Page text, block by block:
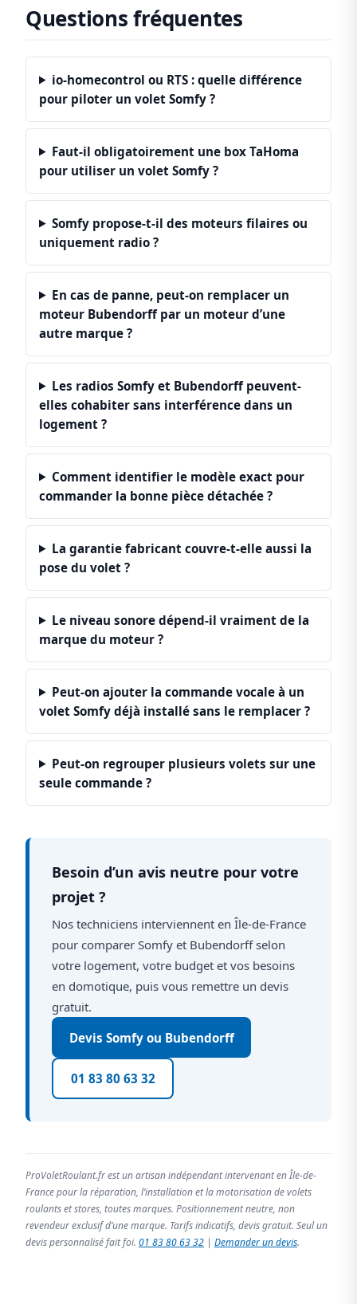
Questions fréquentes
io-homecontrol ou RTS : quelle différence
pour piloter un volet Somfy ?
Faut-il obligatoirement une box TaHoma
pour utiliser un volet Somfy ?
Somfy propose-t-il des moteurs filaires ou
uniquement radio ?
En cas de panne, peut-on remplacer un
moteur Bubendorff par un moteur d’une
autre marque ?
Les radios Somfy et Bubendorff peuvent-
elles cohabiter sans interférence dans un
logement ?
Comment identifier le modèle exact pour
commander la bonne pièce détachée ?
La garantie fabricant couvre-t-elle aussi la
pose du volet ?
Le niveau sonore dépend-il vraiment de la
marque du moteur ?
Peut-on ajouter la commande vocale à un
volet Somfy déjà installé sans le remplacer ?
Peut-on regrouper plusieurs volets sur une
seule commande ?
Besoin d’un avis neutre pour votre
projet ?
Nos techniciens interviennent en Île-de-France
pour comparer Somfy et Bubendorff selon
votre logement, votre budget et vos besoins
en domotique, puis vous remettre un devis
gratuit.
Devis Somfy ou Bubendorff
01 83 80 63 32
ProVoletRoulant.fr est un artisan indépendant intervenant en Île-de-
France pour la réparation, l’installation et la motorisation de volets
roulants et stores, toutes marques. Positionnement neutre, non
revendeur exclusif d’une marque. Tarifs indicatifs, devis gratuit. Seul un
devis personnalisé fait foi. 01 83 80 63 32 | Demander un devis.